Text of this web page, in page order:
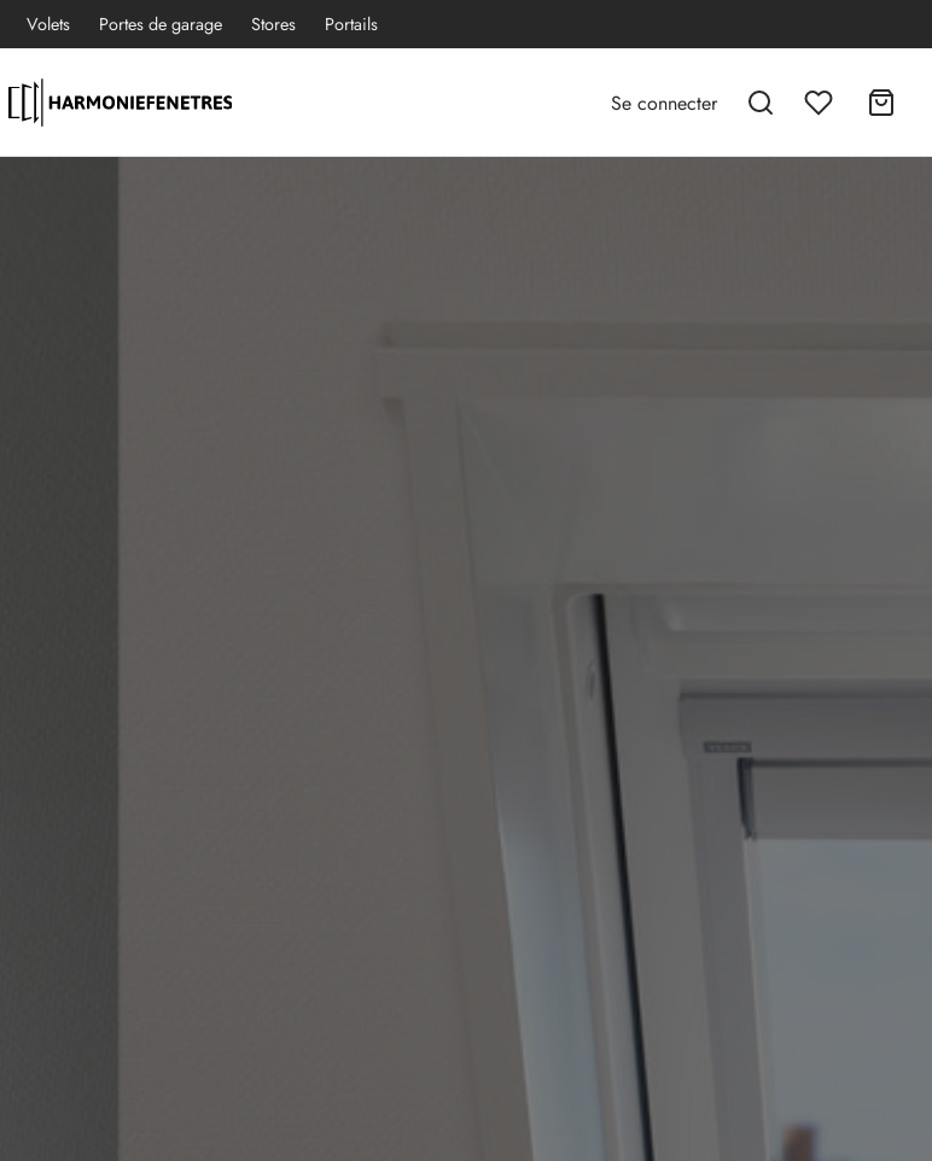
Volets Portes de garage Stores Portails
Se connecter